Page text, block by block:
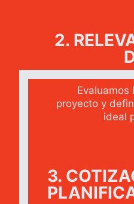
2.
Evaluamos
proyecto y
ideal
3.